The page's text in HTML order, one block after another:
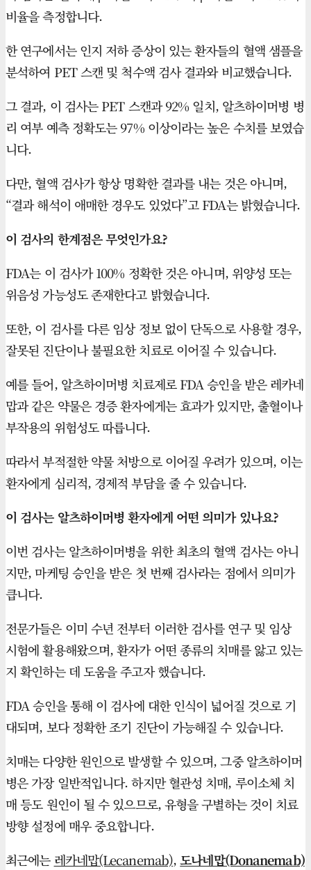
비율을 측정합니다.
한 연구에서는 인지 저하 증상이 있는 환자들의 혈액 샘플을
분석하여 PET 스캔 및 척수액 검사 결과와 비교했습니다.
그 결과, 이 검사는 PET 스캔과 92% 일치, 알츠하이머병 병
리 여부 예측 정확도는 97% 이상이라는 높은 수치를 보였습
니다.
다만, 혈액 검사가 항상 명확한 결과를 내는 것은 아니며,
“결과 해석이 애매한 경우도 있었다”고 FDA는 밝혔습니다.
이 검사의 한계점은 무엇인가요?
FDA는 이 검사가 100% 정확한 것은 아니며, 위양성 또는
위음성 가능성도 존재한다고 밝혔습니다.
또한, 이 검사를 다른 임상 정보 없이 단독으로 사용할 경우,
잘못된 진단이나 불필요한 치료로 이어질 수 있습니다.
예를 들어, 알츠하이머병 치료제로 FDA 승인을 받은 레카네
맙과 같은 약물은 경증 환자에게는 효과가 있지만, 출혈이나
부작용의 위험성도 따릅니다.
따라서 부적절한 약물 처방으로 이어질 우려가 있으며, 이는
환자에게 심리적, 경제적 부담을 줄 수 있습니다.
이 검사는 알츠하이머병 환자에게 어떤 의미가 있나요?
이번 검사는 알츠하이머병을 위한 최초의 혈액 검사는 아니
지만, 마케팅 승인을 받은 첫 번째 검사라는 점에서 의미가
큽니다.
전문가들은 이미 수년 전부터 이러한 검사를 연구 및 임상
시험에 활용해왔으며, 환자가 어떤 종류의 치매를 앓고 있는
지 확인하는 데 도움을 주고자 했습니다.
FDA 승인을 통해 이 검사에 대한 인식이 넓어질 것으로 기
대되며, 보다 정확한 조기 진단이 가능해질 수 있습니다.
치매는 다양한 원인으로 발생할 수 있으며, 그중 알츠하이머
병은 가장 일반적입니다. 하지만 혈관성 치매, 루이소체 치
매 등도 원인이 될 수 있으므로, 유형을 구별하는 것이 치료
방향 설정에 매우 중요합니다.
최근에는 레카네맙(Lecanemab),도나네맙(Donanemab)